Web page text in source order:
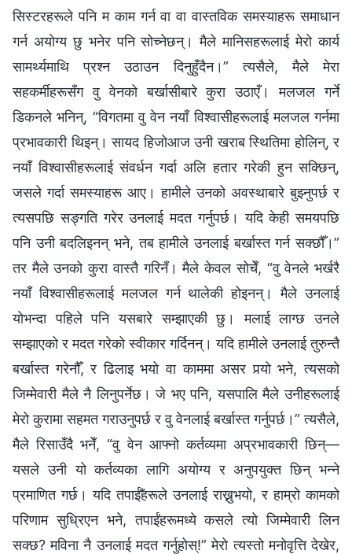
सिस्टरहरूले पनि म काम गर्न वा वा वास्तविक समस्याहरू समाधान
गर्न अयोग्य छु भनेर पनि सोच्नेछन्। मैले मानिसहरूलाई मेरो कार्य
सामर्थ्यमाथि प्रश्न उठाउन दिनुहुँदैन।” त्यसैले, मैले मेरा
सहकर्मीहरूसँग वु वेनको बर्खासीबारे कुरा उठाएँ। मलजल गर्ने
डिकनले भनिन्, “विगतमा वु वेन नयाँ विश्वासीहरूलाई मलजल गर्नमा
प्रभावकारी थिइन्। सायद हिजोआज उनी खराब स्थितिमा होलिन्, र
नयाँ विश्वासीहरूलाई संवर्धन गर्दा अलि हतार गरेकी हुन सक्छिन्,
जसले गर्दा समस्याहरू आए। हामीले उनको अवस्थाबारे बुझ्नुपर्छ र
त्यसपछि सङ्गति गरेर उनलाई मदत गर्नुपर्छ। यदि केही समयपछि
पनि उनी बदलिइनन् भने, तब हामीले उनलाई बर्खास्त गर्न सक्छौँ।”
तर मैले उनको कुरा वास्तै गरिनँ। मैले केवल सोचेँ, “वु वेनले भर्खरै
नयाँ विश्वासीहरूलाई मलजल गर्न थालेकी होइनन्। मैले उनलाई
योभन्दा पहिले पनि यसबारे सम्झाएकी छु। मलाई लाग्छ उनले
सम्झाएको र मदत गरेको स्वीकार गर्दिनन्। यदि हामीले उनलाई तुरुन्तै
बर्खास्त गरेनौँ, र ढिलाइ भयो वा काममा असर पर्‍यो भने, त्यसको
जिम्मेवारी मैले नै लिनुपर्नेछ। जे भए पनि, यसपालि मैले उनीहरूलाई
मेरो कुरामा सहमत गराउनुपर्छ र वु वेनलाई बर्खास्त गर्नुपर्छ।” त्यसैले,
मैले रिसाउँदै भनेँ, “वु वेन आफ्नो कर्तव्यमा अप्रभावकारी छिन्—
यसले उनी यो कर्तव्यका लागि अयोग्य र अनुपयुक्त छिन् भन्ने
प्रमाणित गर्छ। यदि तपाईँहरूले उनलाई राख्नुभयो, र हाम्रो कामको
परिणाम सुध्रिएन भने, तपाईंहरूमध्ये कसले त्यो जिम्मेवारी लिन
सक्छ? मविना नै उनलाई मदत गर्नुहोस्!” मेरो त्यस्तो मनोवृत्ति देखेर,